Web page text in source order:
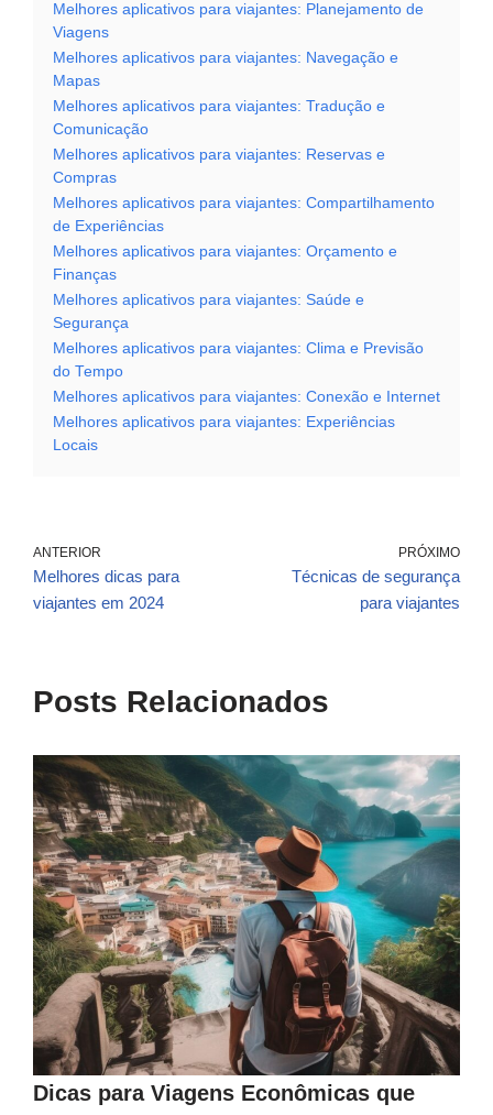
Melhores aplicativos para viajantes: Planejamento de
Viagens
Melhores aplicativos para viajantes: Navegação e
Mapas
Melhores aplicativos para viajantes: Tradução e
Comunicação
Melhores aplicativos para viajantes: Reservas e
Compras
Melhores aplicativos para viajantes: Compartilhamento
de Experiências
Melhores aplicativos para viajantes: Orçamento e
Finanças
Melhores aplicativos para viajantes: Saúde e
Segurança
Melhores aplicativos para viajantes: Clima e Previsão
do Tempo
Melhores aplicativos para viajantes: Conexão e Internet
Melhores aplicativos para viajantes: Experiências
Locais
ANTERIOR
Melhores dicas para
viajantes em 2024
PRÓXIMO
Técnicas de segurança
para viajantes
Posts Relacionados
Dicas para Viagens Econômicas que